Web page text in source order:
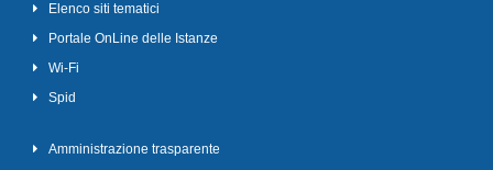
Elenco siti tematici
Portale OnLine delle Istanze
Wi-Fi
Spid
Amministrazione trasparente